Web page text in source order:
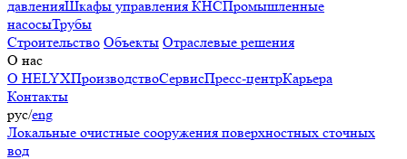
давленияШкафы управления КНСПромышленные
насосыТрубы
Строительство Объекты Отраслевые решения
О нас
О HELYXПроизводствоСервисПресс-центрКарьера
Контакты
рус/eng
Локальные очистные сооружения поверхностных сточных
вод